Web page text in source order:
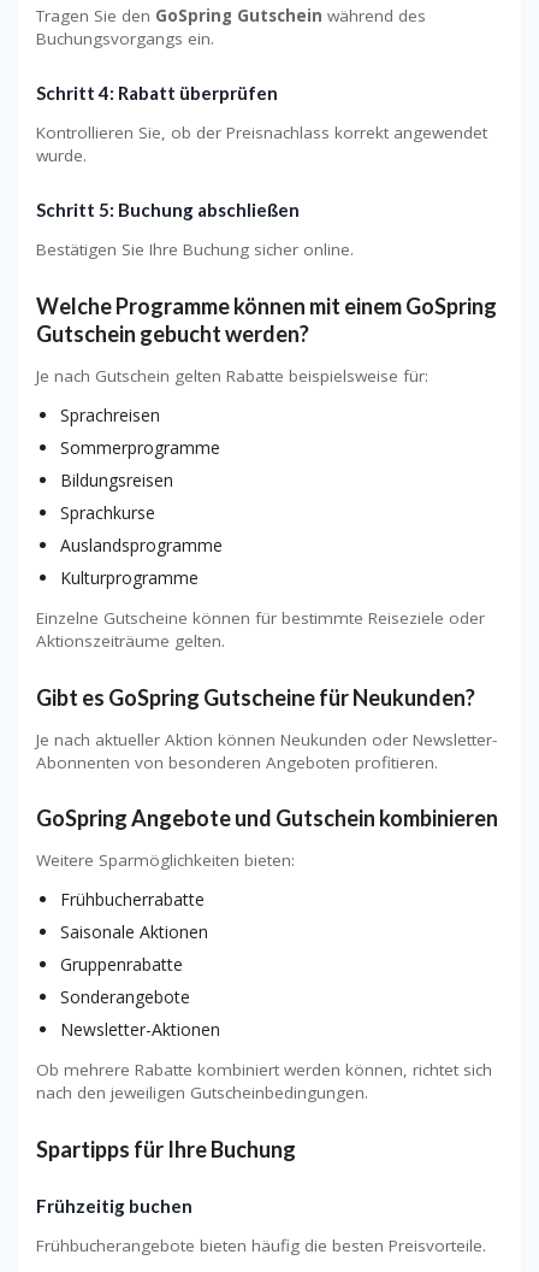
Tragen Sie den GoSpring Gutschein während des
Buchungsvorgangs ein.
Schritt 4: Rabatt überprüfen
Kontrollieren Sie, ob der Preisnachlass korrekt angewendet
wurde.
Schritt 5: Buchung abschließen
Bestätigen Sie Ihre Buchung sicher online.
Welche Programme können mit einem GoSpring
Gutschein gebucht werden?
Je nach Gutschein gelten Rabatte beispielsweise für:
Sprachreisen
Sommerprogramme
Bildungsreisen
Sprachkurse
Auslandsprogramme
Kulturprogramme
Einzelne Gutscheine können für bestimmte Reiseziele oder
Aktionszeiträume gelten.
Gibt es GoSpring Gutscheine für Neukunden?
Je nach aktueller Aktion können Neukunden oder Newsletter-
Abonnenten von besonderen Angeboten profitieren.
GoSpring Angebote und Gutschein kombinieren
Weitere Sparmöglichkeiten bieten:
Frühbucherrabatte
Saisonale Aktionen
Gruppenrabatte
Sonderangebote
Newsletter-Aktionen
Ob mehrere Rabatte kombiniert werden können, richtet sich
nach den jeweiligen Gutscheinbedingungen.
Spartipps für Ihre Buchung
Frühzeitig buchen
Frühbucherangebote bieten häufig die besten Preisvorteile.